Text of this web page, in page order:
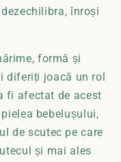
înroși
formă și
diferiți joacă un rol
fi afectat de acest
bebelușului,
de scutec pe care
și mai ales